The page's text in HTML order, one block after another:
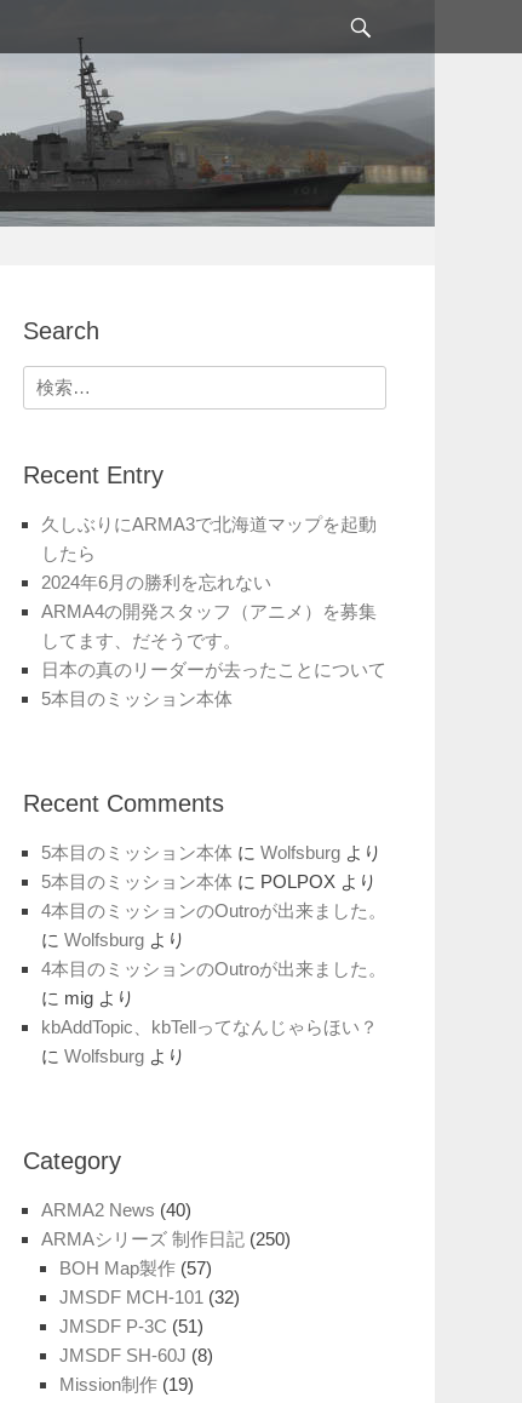
Search
検
索:
Recent Entry
久しぶりにARMA3で北海道マップを起動
したら
2024年6月の勝利を忘れない
ARMA4の開発スタッフ（アニメ）を募集
してます、だそうです。
日本の真のリーダーが去ったことについて
5本目のミッション本体
Recent Comments
5本目のミッション本体 に Wolfsburg より
5本目のミッション本体 に POLPOX より
4本目のミッションのOutroが出来ました。
に Wolfsburg より
4本目のミッションのOutroが出来ました。
に mig より
kbAddTopic、kbTellってなんじゃらほい？
に Wolfsburg より
Category
ARMA2 News (40)
ARMAシリーズ 制作日記 (250)
BOH Map製作 (57)
JMSDF MCH-101 (32)
JMSDF P-3C (51)
JMSDF SH-60J (8)
Mission制作 (19)